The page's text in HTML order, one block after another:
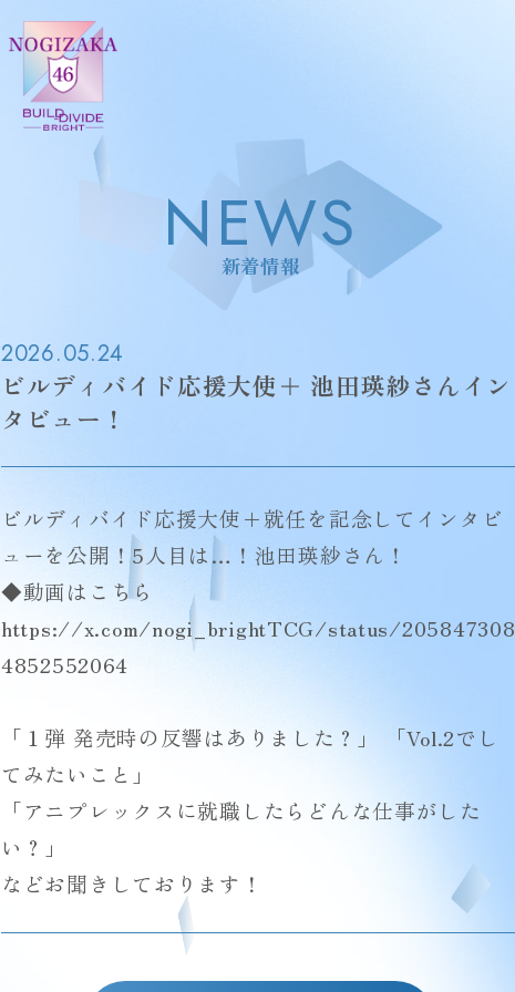
NEWS
新着情報
2026.05.24
ビルディバイド応援大使＋ 池田瑛紗さんイン
タビュー！
ビルディバイド応援大使＋就任を記念してインタビ
ューを公開！5人目は…！池田瑛紗さん！
◆動画はこちら
https://x.com/nogi_brightTCG/status/205847308
4852552064
「１弾 発売時の反響はありました？」 「Vol.2でし
てみたいこと」
「アニプレックスに就職したらどんな仕事がした
い？」
などお聞きしております！